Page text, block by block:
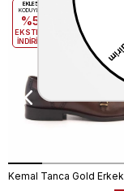
EKLE5
KODUYLA
%5
EKSTRA
İNDİRİM